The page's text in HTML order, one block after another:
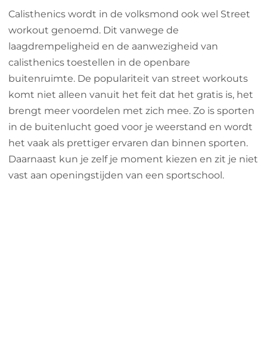
Calisthenics wordt in de volksmond ook wel Street
workout genoemd. Dit vanwege de
laagdrempeligheid en de aanwezigheid van
calisthenics toestellen in de openbare
buitenruimte. De populariteit van street workouts
komt niet alleen vanuit het feit dat het gratis is, het
brengt meer voordelen met zich mee. Zo is sporten
in de buitenlucht goed voor je weerstand en wordt
het vaak als prettiger ervaren dan binnen sporten.
Daarnaast kun je zelf je moment kiezen en zit je niet
vast aan openingstijden van een sportschool.